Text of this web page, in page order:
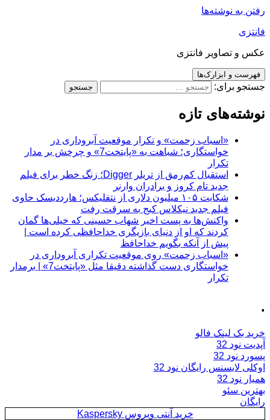
رفتن به نوشته‌ها
فانتزی
عکس و تصاویر فانتزی
فهرست و ابزارک‌ها
جستجو برای:
نوشته‌های تازه
«اسباب زحمت» و تکرار موقعیت آبروداری در
خواستگاری؛ شباهت به «پایتخت7» و چرخش بر مدار
تکرار
استقبال کم‌رمق از تریلر Digger؛ زنگ خطر برای فیلم
جدید تام کروز و برادران وارنر
شکایت ۱۰۵ میلیون دلاری از نتفلیکس؛ هارددیسک حاوی
فیلم جدید نیکلاس کیج به سرقت رفت
واکنش‌ها به پست اخیر شهاب حسینی که خیلی‌ها گمان
کردند که او از دنیای بازیگری خداحافظی کرده است |
پیش از آنکه بگویم خداحافظ
«اسباب زحمت» روی موقعیت تکراری آبروداری در
خواستگاری دست گذاشته دقیقا مثل «پایتخت7» | برمدار
تکرار
.
خرید بک لینک فالو
آپدیت نود 32
پسورد نود 32
اوکلی لایسنس رایگان نود 32
همیار نود 32
بهترین سئو
رایگان
خرید آنتی ویروس Kaspersky